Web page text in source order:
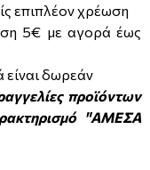
επιπλέον χρέωση
5€ με αγορά έως
δωρεάν
προϊόντων
"ΑΜΕΣΑ